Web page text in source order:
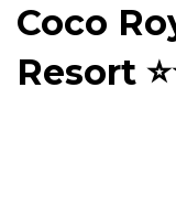
Coco
Resort